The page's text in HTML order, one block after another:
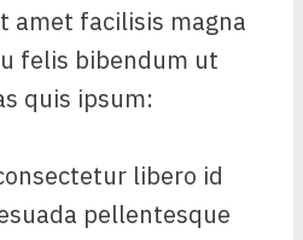
amet facilisis magna
felis bibendum ut
quis ipsum:
libero id
pellentesque